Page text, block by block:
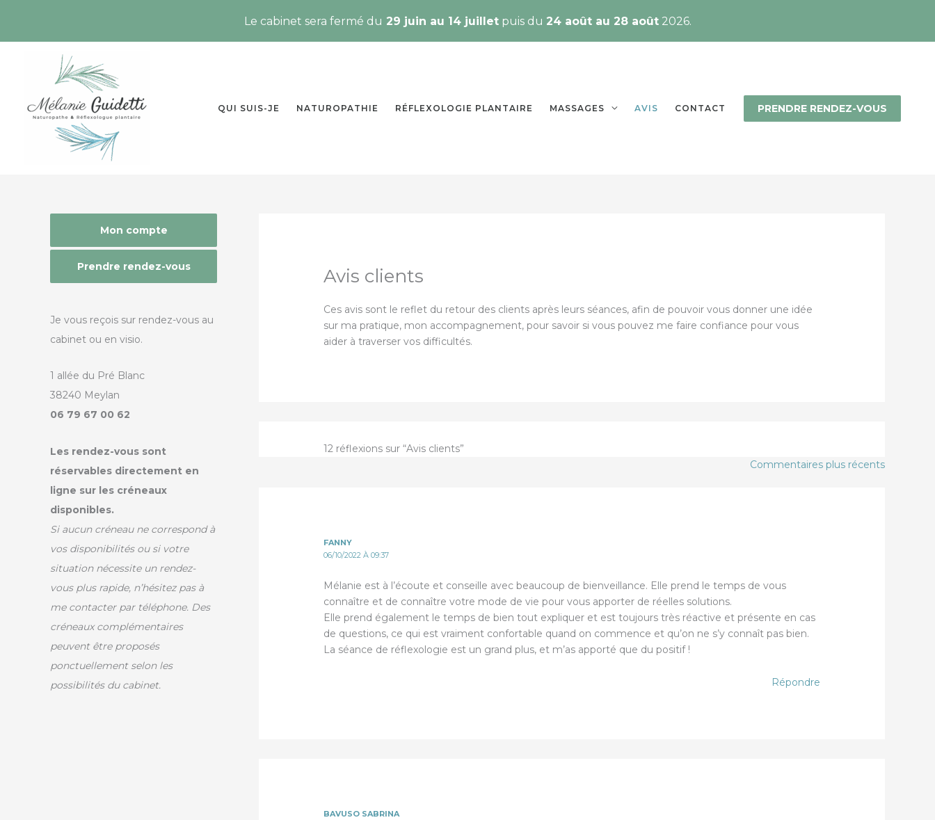
QUI SUIS-JE NATUROPATHIE RÉFLEXOLOGIE PLANTAIRE MASSAGES AVIS CONTACT PRENDRE RENDEZ-VOUS
Mon compte
Prendre rendez-vous
Je vous reçois sur rendez-vous au
cabinet ou en visio.
1 allée du Pré Blanc
38240 Meylan
06 79 67 00 62
Les rendez-vous sont
réservables directement en
ligne sur les créneaux
disponibles.
Si aucun créneau ne correspond à
vos disponibilités ou si votre
situation nécessite un rendez-
vous plus rapide, n’hésitez pas à
me contacter par téléphone. Des
créneaux complémentaires
peuvent être proposés
ponctuellement selon les
possibilités du cabinet.
Avis clients
Ces avis sont le reflet du retour des clients après leurs séances, afin de pouvoir vous donner une idée
sur ma pratique, mon accompagnement, pour savoir si vous pouvez me faire confiance pour vous
aider à traverser vos difficultés.
12 réflexions sur “Avis clients”
Commentaires plus récents
FANNY
06/10/2022 À 09:37
Mélanie est à l’écoute et conseille avec beaucoup de bienveillance. Elle prend le temps de vous
connaître et de connaître votre mode de vie pour vous apporter de réelles solutions.
Elle prend également le temps de bien tout expliquer et est toujours très réactive et présente en cas
de questions, ce qui est vraiment confortable quand on commence et qu’on ne s’y connaît pas bien.
La séance de réflexologie est un grand plus, et m’as apporté que du positif !
Répondre
BAVUSO SABRINA
Le cabinet sera fermé du 29 juin au 14 juilletpuis du 24 août au 28 août2026.